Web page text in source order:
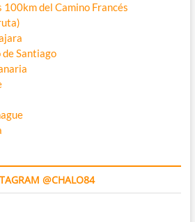
100km del Camino Francés
de Santiago
@CHALO84